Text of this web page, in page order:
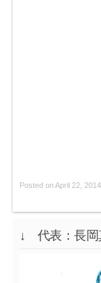
Posted onApril 22, 2014
↓ 代表：長岡